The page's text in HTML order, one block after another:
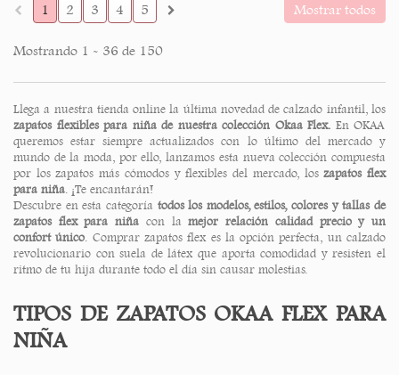
Mostrar todos
1 2 3 4 5
Mostrando 1 - 36 de 150
Llega a nuestra tienda online la última novedad de calzado infantil, los
zapatos flexibles para niña de nuestra colección Okaa Flex. En OKAA
queremos estar siempre actualizados con lo último del mercado y
mundo de la moda, por ello, lanzamos esta nueva colección compuesta
por los zapatos más cómodos y flexibles del mercado, loszapatos flex
para niña . ¡Te encantarán!
Descubre en esta categoría todos los modelos, estilos, colores y tallas de
zapatos flex para niña con la mejor relación calidad precio y un
confort único . Comprar zapatos flex es la opción perfecta, un calzado
revolucionario con suela de látex que aporta comodidad y resisten el
ritmo de tu hija durante todo el día sin causar molestias.
TIPOS DE ZAPATOS OKAA FLEX PARA
NIÑA